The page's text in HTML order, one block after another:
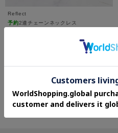
Reflect
予約2連チェーンネックレス